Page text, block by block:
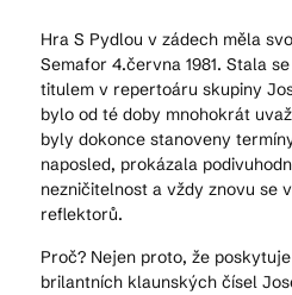
Hra S Pydlou v zádech měla
Semafor 4.června 1981. Stala
titulem v repertoáru skupiny
bylo od té doby mnohokrát
byly dokonce stanoveny
naposled, prokázala
nezničitelnost a vždy znovu se
reflektorů.
Proč? Nejen proto, že
brilantních klaunských čísel